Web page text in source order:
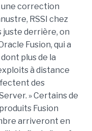
correction
RSSI chez
juste derrière, on
Fusion, qui a
plus de la
à distance
des
» Certains de
Fusion
arriveront en